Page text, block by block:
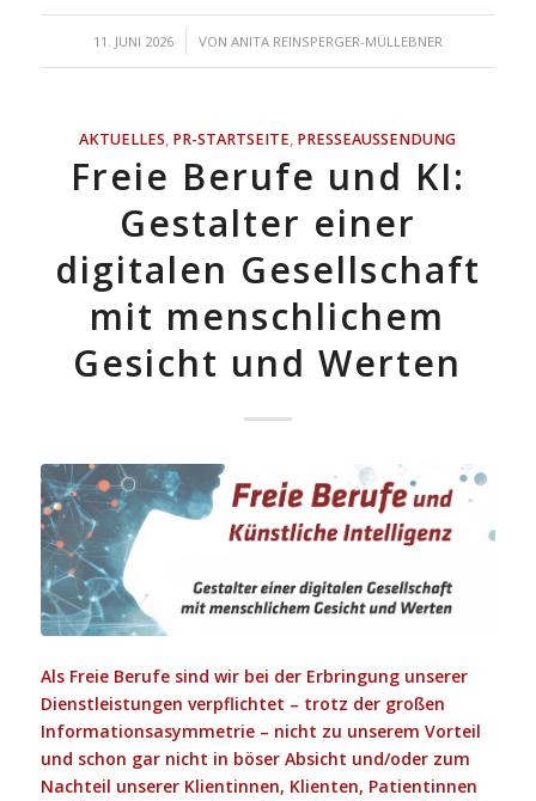
11. JUNI 2026
/ VON ANITA REINSPERGER-MÜLLEBNER
AKTUELLES, PR-STARTSEITE, PRESSEAUSSENDUNG
Freie Berufe und KI:
Gestalter einer
digitalen Gesellschaft
mit menschlichem
Gesicht und Werten
Als Freie Berufe sind wir bei der Erbringung unserer
Dienstleistungen verpflichtet – trotz der großen
Informationsasymmetrie – nicht zu unserem Vorteil
und schon gar nicht in böser Absicht und/oder zum
Nachteil unserer Klientinnen, Klienten, Patientinnen